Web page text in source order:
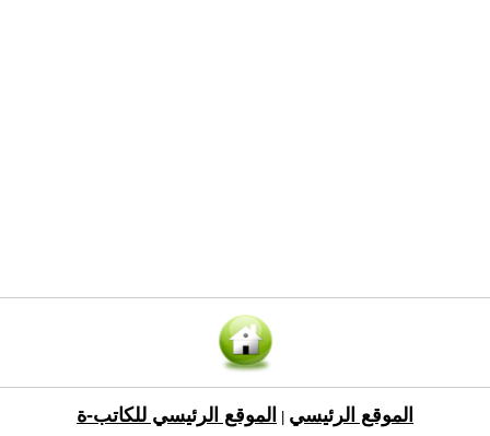
الموقع الرئيسي الموقع الرئيسي للكاتب-ة